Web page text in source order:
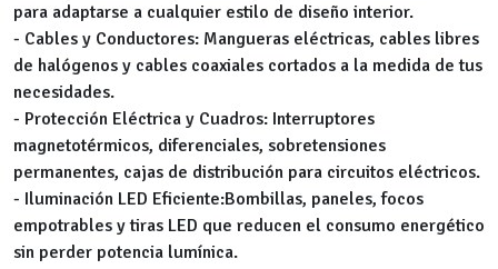
para adaptarse a cualquier estilo de diseño interior.
- Cables y Conductores: Mangueras eléctricas, cables libres
de halógenos y cables coaxiales cortados a la medida de tus
necesidades.
- Protección Eléctrica y Cuadros: Interruptores
magnetotérmicos, diferenciales, sobretensiones
permanentes, cajas de distribución para circuitos eléctricos.
- Iluminación LED Eficiente:Bombillas, paneles, focos
empotrables y tiras LED que reducen el consumo energético
sin perder potencia lumínica.